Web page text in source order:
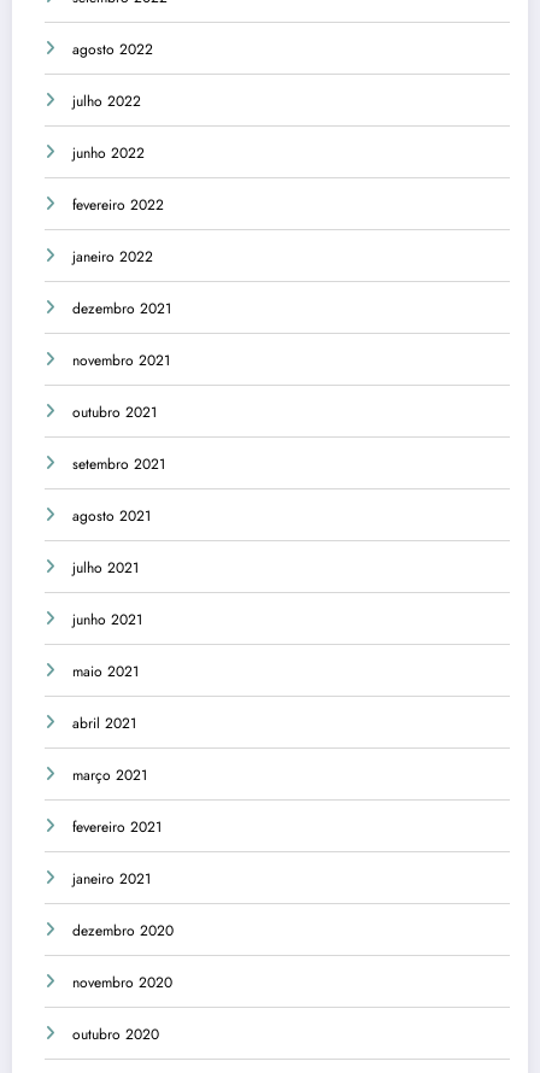
agosto 2022
julho 2022
junho 2022
fevereiro 2022
janeiro 2022
dezembro 2021
novembro 2021
outubro 2021
setembro 2021
agosto 2021
julho 2021
junho 2021
maio 2021
abril 2021
março 2021
fevereiro 2021
janeiro 2021
dezembro 2020
novembro 2020
outubro 2020